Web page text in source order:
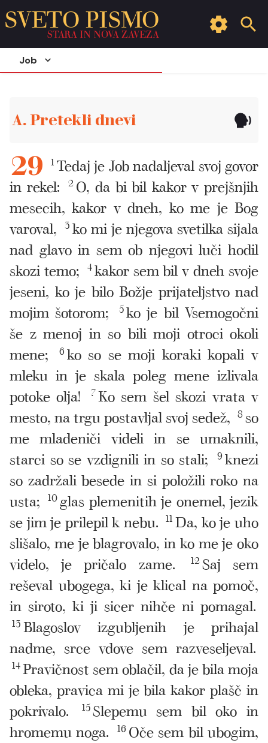
SVETO PISMO
STARA IN NOVA ZAVEZA
Job
A. Pretekli dnevi
29 1 Tedaj je Job nadaljeval svoj govor
in rekel:
2 O, da bi bil kakor v prejšnjih
mesecih, kakor v dneh, ko me je Bog
varoval, 3 ko mi je njegova svetilka sijala
nad glavo in sem ob njegovi luči hodil
skozi temo; 4kakor sem bil v dneh svoje
jeseni, ko je bilo Božje prijateljstvo nad
mojim šotorom;
5ko je bil Vsemogočni
še z menoj in so bili moji otroci okoli
mene;
6 ko so se moji koraki kopali v
mleku in je skala poleg mene izlivala
potoke olja!
7Ko sem šel skozi vrata v
mesto, na trgu postavljal svoj sedež, 8 so
me mladeniči videli in se umaknili,
starci so se vzdignili in so stali;
9 knezi
so zadržali besede in si položili roko na
usta;
10glas plemenitih je onemel, jezik
se jim je prilepil k nebu. 11 Da, ko je uho
slišalo, me je blagrovalo, in ko me je oko
videlo, je pričalo zame.
12Saj sem
reševal ubogega, ki je klical na pomoč,
in siroto, ki ji sicer nihče ni pomagal.
13 Blagoslov izgubljenih je prihajal
nadme, srce vdove sem razveseljeval.
14Pravičnost sem oblačil, da je bila moja
obleka, pravica mi je bila kakor plašč in
pokrivalo.
15Slepemu sem bil oko in
hromemu noga.
16 Oče sem bil ubogim,